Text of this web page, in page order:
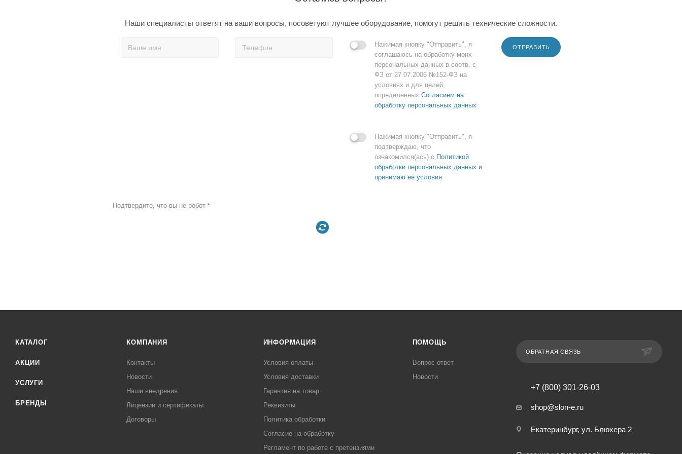
Наши специалисты ответят на ваши вопросы, посоветуют лучшее оборудование, помогут решить технические сложности.
Нажимая кнопку "Отправить", я
соглашаюсь на обработку моих
персональных данных в соотв. с
ФЗ от 27.07.2006 №152-ФЗ на
условиях и для целей,
определенных Согласием на
обработку персональных данных
Нажимая кнопку "Отправить", я
подтверждаю, что
ознакомился(ась) с Политикой
обработки персональных данных и
принимаю её условия
ОТПРАВИТЬ
Подтвердите, что вы не робот *
КАТАЛОГ
АКЦИИ
УСЛУГИ
БРЕНДЫ
КОМПАНИЯ
Контакты
Новости
Наши внедрения
Лицензии и сертификаты
Договоры
ИНФОРМАЦИЯ
Условия оплаты
Условия доставки
Гарантия на товар
Реквизиты
Политика обработки
Согласие на обработку
Регламент по работе с претензиями
ПОМОЩЬ
Вопрос-ответ
Новости
ОБРАТНАЯ СВЯЗЬ
+7 (800) 301-26-03
shop@slon-e.ru
Екатеринбург, ул. Блюхера 2